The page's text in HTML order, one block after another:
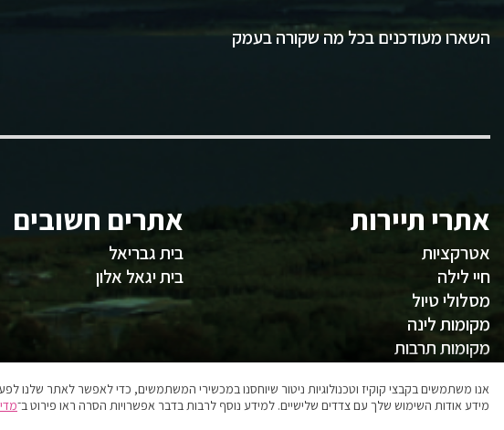
השארו מעודכנים בכל מה שקורה בעמק
אתרי תיירות
אטרקציות
חיי לילה
מסלולי טיול
מקומות לינה
מקומות תרבות
אתרים חשובים
בית גבריאל
בית יגאל אלון
אנו משתמשים בקבצי קוקיז וטכנולוגיות ניטור שיוחסנו במכשירי המשתמשים, כדי לאפשר לאתר
מידע אודות השימוש שלך עם צדדים שלישיים. למידע נוסף לרבות בדבר אפשרויות הסרה ראו פירוט ב־